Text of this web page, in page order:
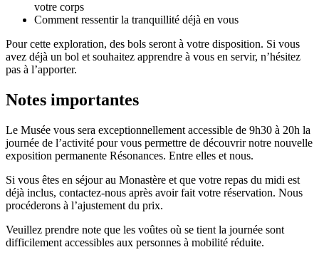
votre corps
Comment ressentir la tranquillité déjà en vous
Pour cette exploration, des bols seront à votre disposition. Si vous
avez déjà un bol et souhaitez apprendre à vous en servir, n’hésitez
pas à l’apporter.
Notes importantes
Le Musée vous sera exceptionnellement accessible de 9h30 à 20h la
journée de l’activité pour vous permettre de découvrir notre nouvelle
exposition permanente Résonances. Entre elles et nous.
Si vous êtes en séjour au Monastère et que votre repas du midi est
déjà inclus, contactez-nous après avoir fait votre réservation. Nous
procéderons à l’ajustement du prix.
Veuillez prendre note que les voûtes où se tient la journée sont
difficilement accessibles aux personnes à mobilité réduite.